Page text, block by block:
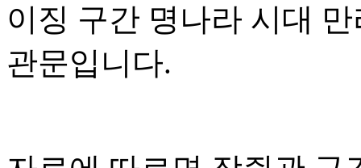
이징 구간 명나라 시대
관문입니다.